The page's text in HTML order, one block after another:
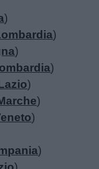
)
)
)
)
)
)
)
)